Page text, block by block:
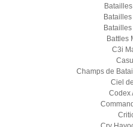
Battles
C3i
Champs de
Ciel
Codex